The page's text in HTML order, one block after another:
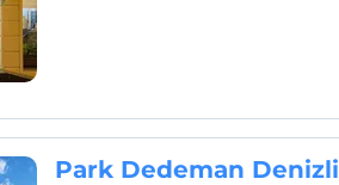
Park Dedeman Denizli